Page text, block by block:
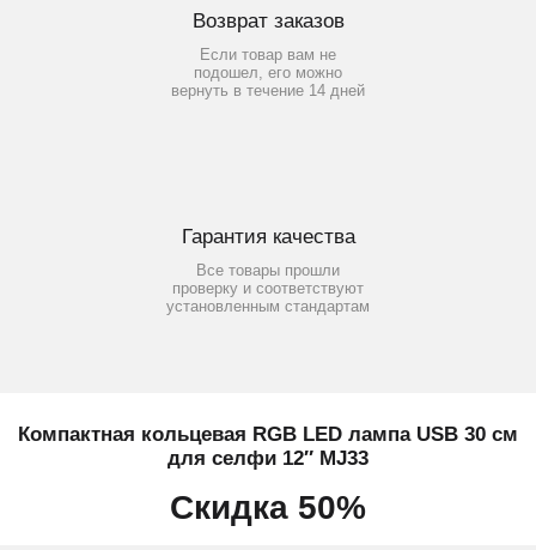
Возврат заказов
Если товар вам не
подошел, его можно
вернуть в течение 14 дней
Гарантия качества
Все товары прошли
проверку и соответствуют
установленным стандартам
Компактная кольцевая RGB LED лампа USB 30 см
для селфи 12″ MJ33
Скидка 50%